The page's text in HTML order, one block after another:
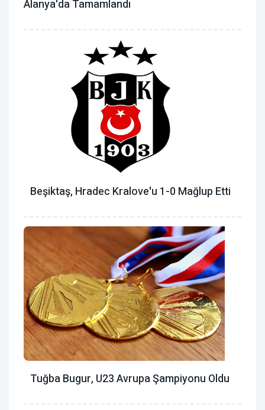
Alanya'da Tamamlandı
Beşiktaş, Hradec Kralove'u 1-0 Mağlup Etti
Tuğba Bugur, U23 Avrupa Şampiyonu Oldu